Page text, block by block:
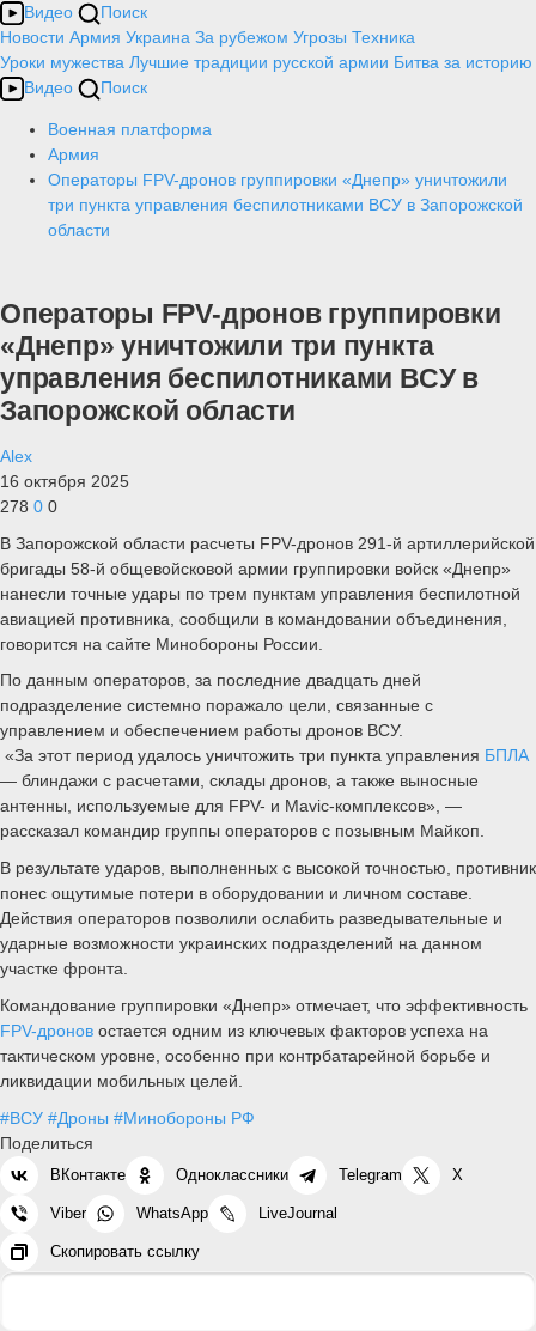
Видео
Поиск
Новости Армия Украина За рубежом Угрозы Техника
Уроки мужества Лучшие традиции русской армии Битва за историю
Видео
Поиск
Военная платформа
Армия
Операторы FPV-дронов группировки «Днепр» уничтожили
три пункта управления беспилотниками ВСУ в Запорожской
области
Операторы FPV-дронов группировки
«Днепр» уничтожили три пункта
управления беспилотниками ВСУ в
Запорожской области
Alex
16 октября 2025
278 0 0
В Запорожской области расчеты FPV-дронов 291-й артиллерийской
бригады 58-й общевойсковой армии группировки войск «Днепр»
нанесли точные удары по трем пунктам управления беспилотной
авиацией противника, сообщили в командовании объединения,
говорится на сайте Минобороны России.
По данным операторов, за последние двадцать дней
подразделение системно поражало цели, связанные с
управлением и обеспечением работы дронов ВСУ.
«За этот период удалось уничтожить три пункта управления БПЛА
— блиндажи с расчетами, склады дронов, а также выносные
антенны, используемые для FPV- и Mavic-комплексов», —
рассказал командир группы операторов с позывным Майкоп.
В результате ударов, выполненных с высокой точностью, противник
понес ощутимые потери в оборудовании и личном составе.
Действия операторов позволили ослабить разведывательные и
ударные возможности украинских подразделений на данном
участке фронта.
Командование группировки «Днепр» отмечает, что эффективность
FPV-дронов остается одним из ключевых факторов успеха на
тактическом уровне, особенно при контрбатарейной борьбе и
ликвидации мобильных целей.
#ВСУ #Дроны #Минобороны РФ
Поделиться
ВКонтакте Одноклассники Telegram X
Viber WhatsApp LiveJournal
Скопировать ссылку